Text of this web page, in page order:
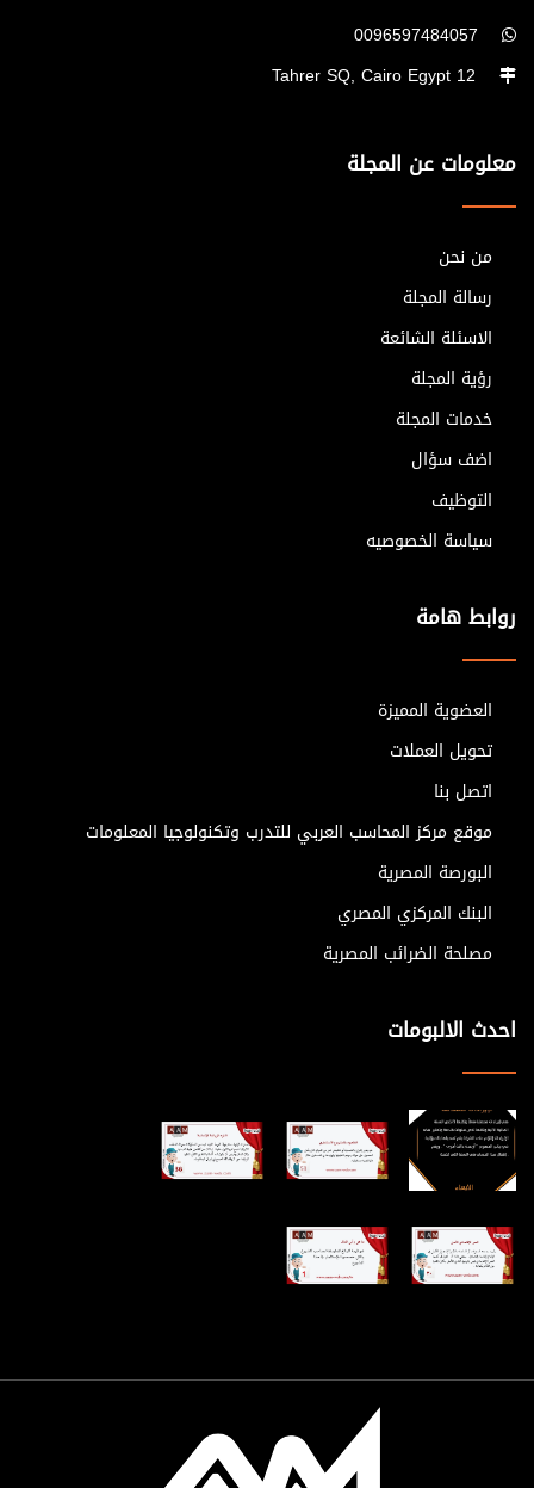
معلومات عن المجلة
من نحن
رسالة المجلة
الاسئلة الشائعة
رؤية المجلة
خدمات المجلة
اضف سؤال
التوظيف
سياسة الخصوصيه
روابط هامة
العضوية المميزة
تحويل العملات
اتصل بنا
موقع مركز المحاسب العربي للتدرب وتكنولوجيا المعلومات
البورصة المصرية
البنك المركزي المصري
مصلحة الضرائب المصرية
احدث الالبومات